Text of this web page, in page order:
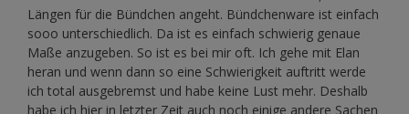
Längen für die Bündchen angeht. Bündchenware ist einfach
sooo unterschiedlich. Da ist es einfach schwierig genaue
Maße anzugeben. So ist es bei mir oft. Ich gehe mit Elan
heran und wenn dann so eine Schwierigkeit auftritt werde
ich total ausgebremst und habe keine Lust mehr. Deshalb
habe ich hier in letzter Zeit auch noch einige andere Sachen